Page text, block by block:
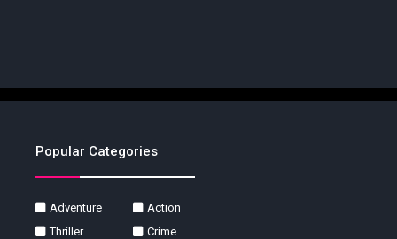
Popular Categories
Adventure
Action
Thriller
Crime